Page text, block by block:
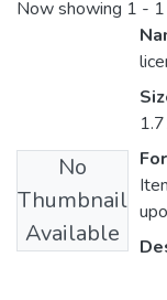
Now showing 1 -
No
Thumbnail
Available